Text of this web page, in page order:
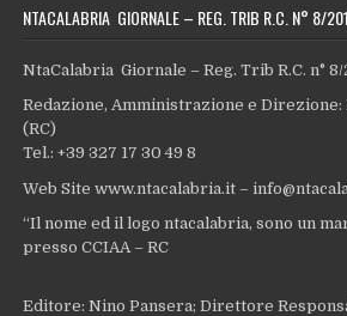
NTACALABRIA GIORNALE – REG. TRIB R.C. N° 8/
NtaCalabria Giornale – Reg. Trib R.C. n° 8/
Redazione, Amministrazione e
(RC)
Tel.: +39 327 17 30 49 8
Web Site www.ntacalabria.it –
“Il nome ed il logo ntacalabria, sono un
presso CCIAA – RC
Editore: Nino Pansera; Direttore